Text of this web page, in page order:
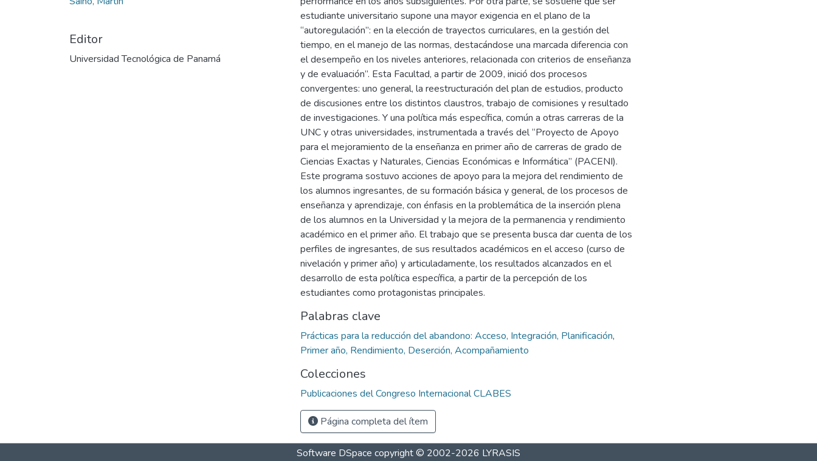
Editor
Universidad Tecnológica de Panamá
estudiante universitario supone una mayor exigencia en el plano de la
“autoregulación”: en la elección de trayectos curriculares, en la gestión del
tiempo, en el manejo de las normas, destacándose una marcada diferencia con
el desempeño en los niveles anteriores, relacionada con criterios de enseñanza
y de evaluación”. Esta Facultad, a partir de 2009, inició dos procesos
convergentes: uno general, la reestructuración del plan de estudios, producto
de discusiones entre los distintos claustros, trabajo de comisiones y resultado
de investigaciones. Y una política más específica, común a otras carreras de la
UNC y otras universidades, instrumentada a través del “Proyecto de Apoyo
para el mejoramiento de la enseñanza en primer año de carreras de grado de
Ciencias Exactas y Naturales, Ciencias Económicas e Informática” (PACENI).
Este programa sostuvo acciones de apoyo para la mejora del rendimiento de
los alumnos ingresantes, de su formación básica y general, de los procesos de
enseñanza y aprendizaje, con énfasis en la problemática de la inserción plena
de los alumnos en la Universidad y la mejora de la permanencia y rendimiento
académico en el primer año. El trabajo que se presenta busca dar cuenta de los
perfiles de ingresantes, de sus resultados académicos en el acceso (curso de
nivelación y primer año) y articuladamente, los resultados alcanzados en el
desarrollo de esta política específica, a partir de la percepción de los
estudiantes como protagonistas principales.
Palabras clave
Prácticas para la reducción del abandono: Acceso, Integración, Planificación,
Primer año, Rendimiento, Deserción, Acompañamiento
Colecciones
Publicaciones del Congreso Internacional CLABES
Página completa del ítem
Software DSpace copyright © 2002-2026 LYRASIS